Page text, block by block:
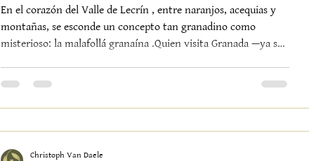
En el corazón del Valle de Lecrín , entre naranjos, acequias y
montañas, se esconde un concepto tan granadino como
misterioso: la malafollá granaína .Quien visita Granada —ya sea
granadinos. Y aquí, en Alquería de los Lentos , ese espíritu se
Christoph Van Daele